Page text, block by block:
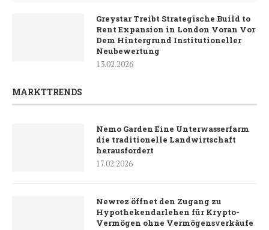
Greystar Treibt Strategische Build to
Rent Expansion in London Voran Vor
Dem Hintergrund Institutioneller
Neubewertung
13.02.2026
MARKTTRENDS
Nemo Garden Eine Unterwasserfarm
die traditionelle Landwirtschaft
herausfordert
17.02.2026
Newrez öffnet den Zugang zu
Hypothekendarlehen für Krypto-
Vermögen ohne Vermögensverkäufe